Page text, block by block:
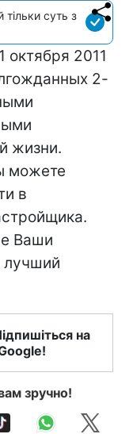
суть з
октября 2011
2-
жизни.
можете
в
Ваши
лучший
на
зручно!